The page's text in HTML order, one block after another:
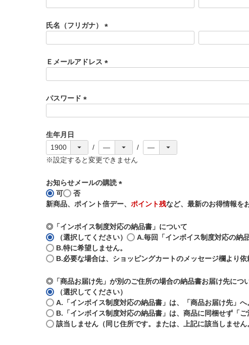
須
)
氏名（フリガナ）
須
)
Ｅメールアドレス
)
パスワード
)
生年月日
※設定すると変更できません
お知らせメールの購読
必
)
可
否
新商品、ポイント倍デー、 ポイント残など、最新のお得情報を
◎「インボイス制度対応の納品書」について
（選択してください）
A.毎回「インボイス制度対応の納
B.特に希望しません。
B.必要な場合は、ショッピングカートのメッセージ欄より依
◎「商品お届け先」が別のご住所の場合の納品書お届け先につ
（選択してください）
A.「インボイス制度対応の納品書」は、「商品お届け先」へ
B.「インボイス制度対応の納品書」は、商品に同梱せず「ご
該当しません（同じ住所です。または、上記に該当しません